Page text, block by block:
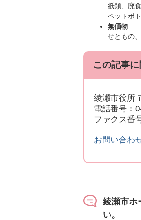
紙類、廃
ペットボ
無価物
せともの
この記事
綾瀬市役所
電話番号：
ファクス番
お問い合わ
綾瀬市ホ
い。